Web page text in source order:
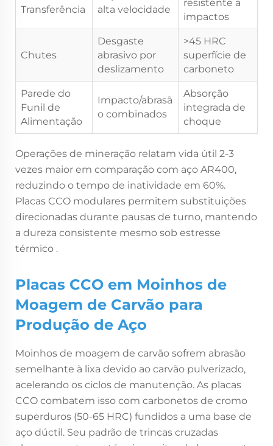
Transferência
alta velocidade
resistente a
impactos
Chutes
Desgaste
abrasivo por
deslizamento
>45 HRC
superfície de
carboneto
Parede do
Funil de
Alimentação
Impacto/abrasã
o combinados
Absorção
integrada de
choque
Operações de mineração relatam vida útil 2-3
vezes maior em comparação com aço AR400,
reduzindo o tempo de inatividade em 60%.
Placas CCO modulares permitem substituições
direcionadas durante pausas de turno, mantendo
a dureza consistente mesmo sob estresse
térmico .
Placas CCO em Moinhos de
Moagem de Carvão para
Produção de Aço
Moinhos de moagem de carvão sofrem abrasão
semelhante à lixa devido ao carvão pulverizado,
acelerando os ciclos de manutenção. As placas
CCO combatem isso com carbonetos de cromo
superduros (50-65 HRC) fundidos a uma base de
aço dúctil. Seu padrão de trincas cruzadas